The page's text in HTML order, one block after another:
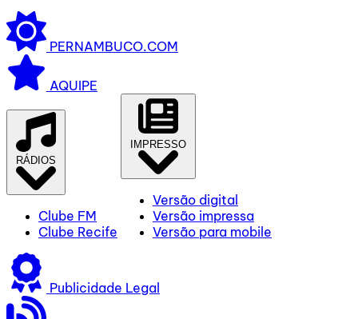
PERNAMBUCO.COM
AQUIPE
RÁDIOS
Clube FM
Clube Recife
IMPRESSO
Versão digital
Versão impressa
Versão para mobile
Publicidade Legal